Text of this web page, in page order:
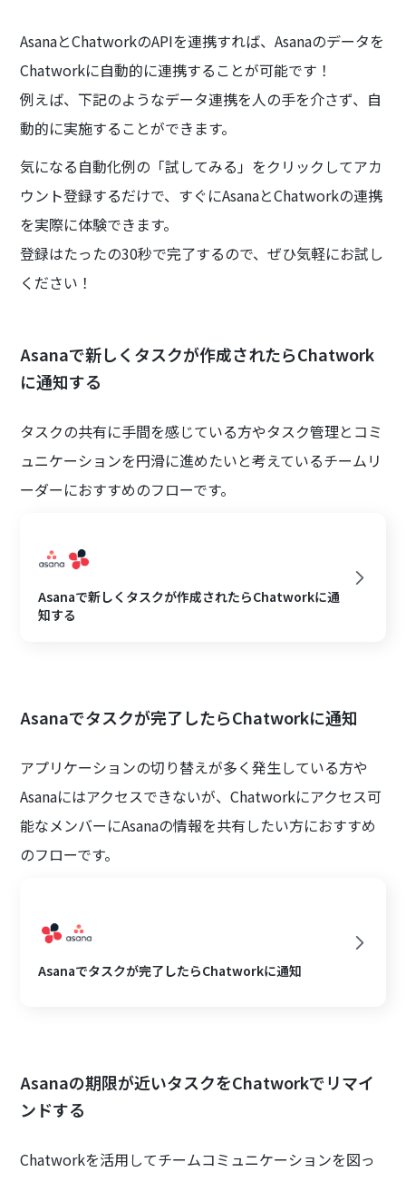
AsanaとChatworkのAPIを連携すれば、Asanaのデータを
Chatworkに自動的に連携することが可能です！
例えば、下記のようなデータ連携を人の手を介さず、自
動的に実施することができます。
気になる自動化例の「試してみる」をクリックしてアカ
ウント登録するだけで、すぐにAsanaとChatworkの連携
を実際に体験できます。
登録はたったの30秒で完了するので、ぜひ気軽にお試し
ください！
Asanaで新しくタスクが作成されたらChatwork
に通知する
タスクの共有に手間を感じている方やタスク管理とコミ
ュニケーションを円滑に進めたいと考えているチームリ
ーダーにおすすめのフローです。
Asanaで新しくタスクが作成されたらChatworkに通
知する
Asanaでタスクが完了したらChatworkに通知
アプリケーションの切り替えが多く発生している方や
Asanaにはアクセスできないが、Chatworkにアクセス可
能なメンバーにAsanaの情報を共有したい方におすすめ
のフローです。
Asanaでタスクが完了したらChatworkに通知
Asanaの期限が近いタスクをChatworkでリマイ
ンドする
Chatworkを活用してチームコミュニケーションを図っ